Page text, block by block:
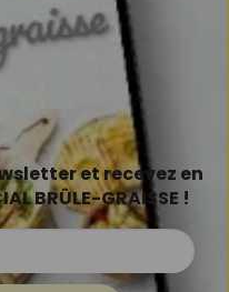
et recevez en
BRÛLE-GRAISSE !